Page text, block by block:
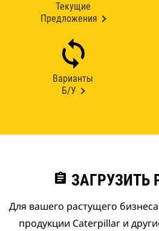
Текущие
Предложения
Варианты
Б/У
assignment ЗАГРУЗИТЬ
Для вашего растущего
продукции Caterpillar и